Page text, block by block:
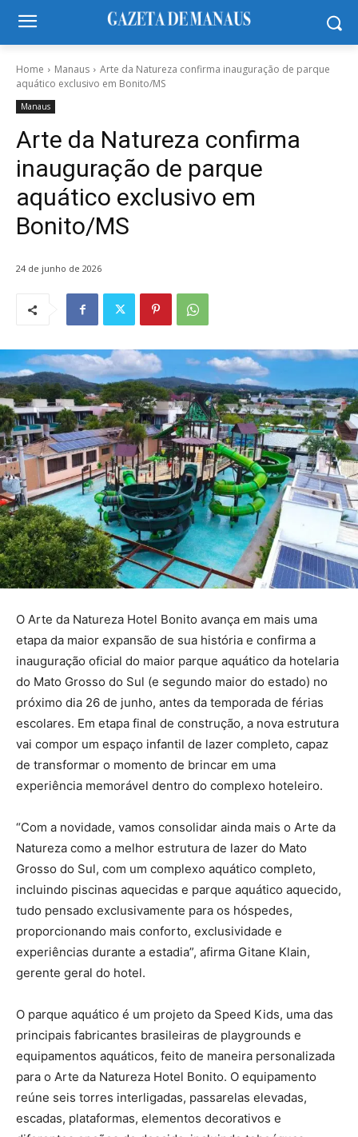
Home Manaus
Arte da Natureza confirma inauguração de parque
aquático exclusivo em Bonito/MS
Manaus
Arte da Natureza confirma
inauguração de parque
aquático exclusivo em
Bonito/MS
24 de junho de 2026
O Arte da Natureza Hotel Bonito avança em mais uma
etapa da maior expansão de sua história e confirma a
inauguração oficial do maior parque aquático da hotelaria
do Mato Grosso do Sul (e segundo maior do estado) no
próximo dia 26 de junho, antes da temporada de férias
escolares. Em etapa final de construção, a nova estrutura
vai compor um espaço infantil de lazer completo, capaz
de transformar o momento de brincar em uma
experiência memorável dentro do complexo hoteleiro.
“Com a novidade, vamos consolidar ainda mais o Arte da
Natureza como a melhor estrutura de lazer do Mato
Grosso do Sul, com um complexo aquático completo,
incluindo piscinas aquecidas e parque aquático aquecido,
tudo pensado exclusivamente para os hóspedes,
proporcionando mais conforto, exclusividade e
experiências durante a estadia”, afirma Gitane Klain,
gerente geral do hotel.
O parque aquático é um projeto da Speed Kids, uma das
principais fabricantes brasileiras de playgrounds e
equipamentos aquáticos, feito de maneira personalizada
para o Arte da Natureza Hotel Bonito. O equipamento
reúne seis torres interligadas, passarelas elevadas,
escadas, plataformas, elementos decorativos e